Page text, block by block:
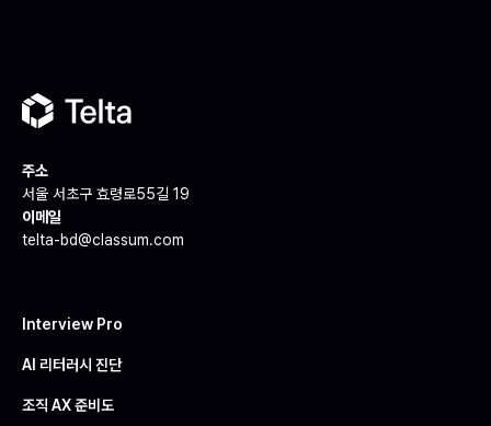
주소
서울 서초구 효령로55길 19
이메일
telta-bd@classum.com
Interview Pro
AI 리터러시 진단
조직 AX 준비도